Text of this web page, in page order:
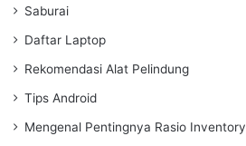
Saburai
Daftar Laptop
Rekomendasi Alat Pelindung
Tips Android
Mengenal Pentingnya Rasio Inventory